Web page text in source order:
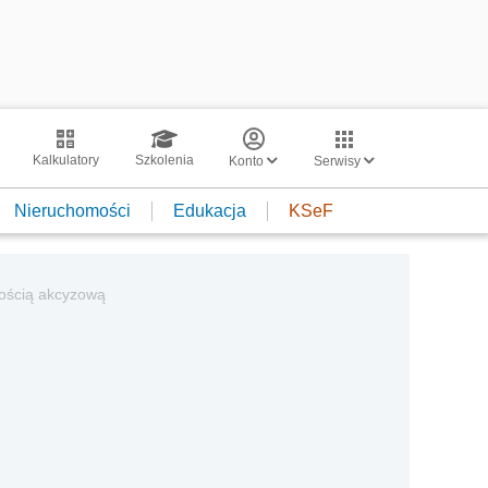
Kalkulatory Szkolenia Konto Serwisy
Nieruchomości Edukacja KSeF
akcyzową